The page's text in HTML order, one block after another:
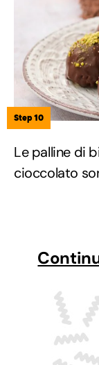
Step 10
Le palline di
cioccolato